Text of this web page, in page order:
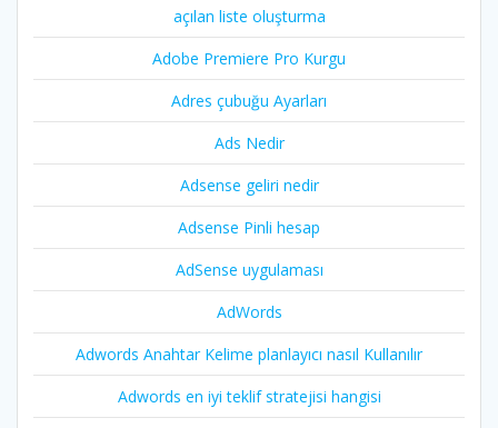
açılan liste oluşturma
Adobe Premiere Pro Kurgu
Adres çubuğu Ayarları
Ads Nedir
Adsense geliri nedir
Adsense Pinli hesap
AdSense uygulaması
AdWords
Adwords Anahtar Kelime planlayıcı nasıl Kullanılır
Adwords en iyi teklif stratejisi hangisi